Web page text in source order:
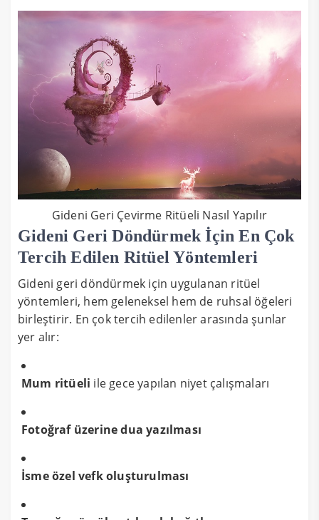
Gideni Geri Çevirme Ritüeli Nasıl Yapılır
Gideni Geri Döndürmek İçin En Çok
Tercih Edilen Ritüel Yöntemleri
Gideni geri döndürmek için uygulanan ritüel
yöntemleri, hem geleneksel hem de ruhsal öğeleri
birleştirir. En çok tercih edilenler arasında şunlar
yer alır:
Mum ritüeli ile gece yapılan niyet çalışmaları
Fotoğraf üzerine dua yazılması
İsme özel vefk oluşturulması